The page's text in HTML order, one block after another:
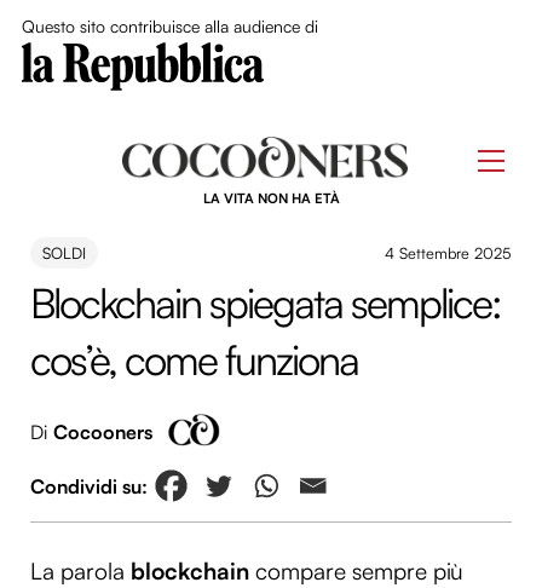
Questo sito contribuisce alla audience di
LA VITA NON HA ETÀ
SOLDI 4 Settembre 2025
Blockchain spiegata semplice:
cos’è, come funziona
Di Cocooners
La parola blockchain compare sempre più